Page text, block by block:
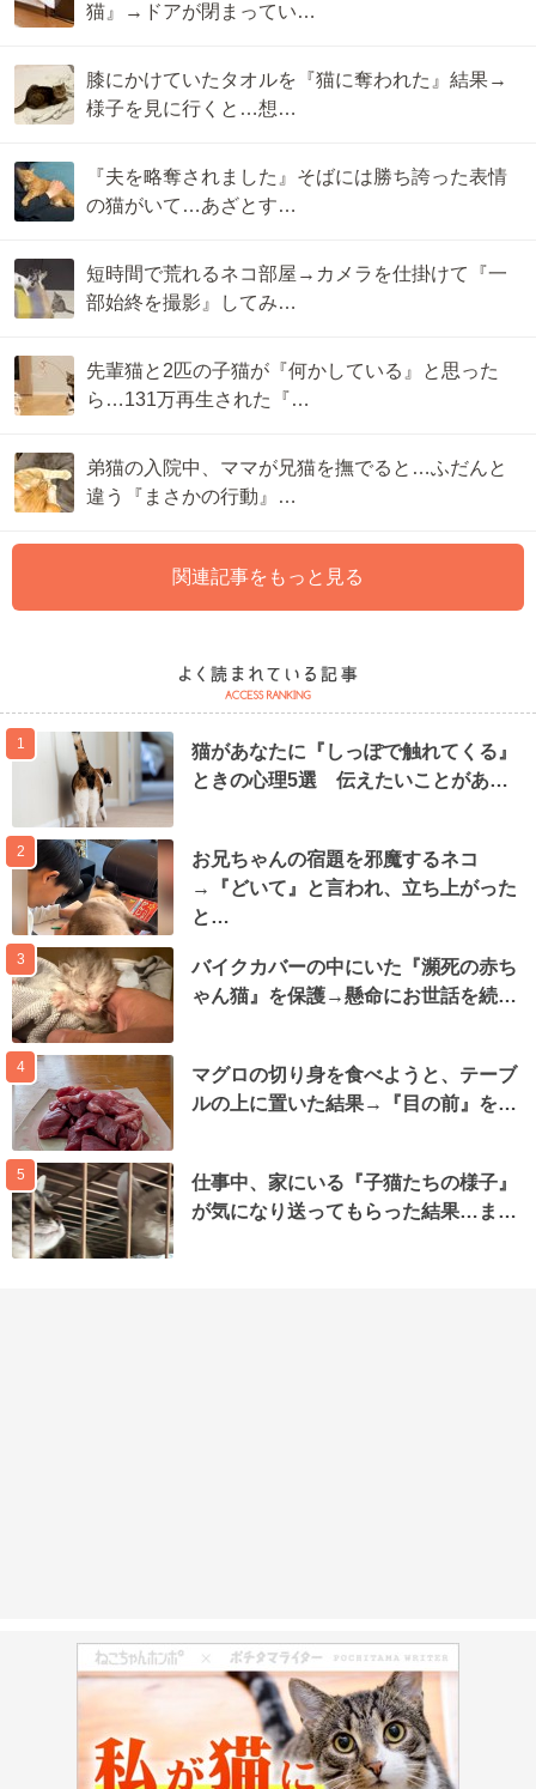
猫』→ドアが閉まってい…
膝にかけていたタオルを『猫に奪われた』結果→
様子を見に行くと…想…
『夫を略奪されました』そばには勝ち誇った表情
の猫がいて…あざとす…
短時間で荒れるネコ部屋→カメラを仕掛けて『一
部始終を撮影』してみ…
先輩猫と2匹の子猫が『何かしている』と思った
ら…131万再生された『…
弟猫の入院中、ママが兄猫を撫でると…ふだんと
違う『まさかの行動』…
関連記事をもっと見る
1
猫があなたに『しっぽで触れてくる』
ときの心理5選 伝えたいことがあ…
2
お兄ちゃんの宿題を邪魔するネコ
→『どいて』と言われ、立ち上がった
と…
3
バイクカバーの中にいた『瀕死の赤ち
ゃん猫』を保護→懸命にお世話を続…
4
マグロの切り身を食べようと、テーブ
ルの上に置いた結果→『目の前』を…
5
仕事中、家にいる『子猫たちの様子』
が気になり送ってもらった結果…ま…